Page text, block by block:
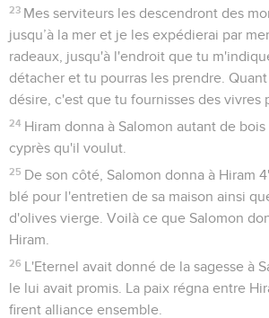
23 Mes serviteurs les descendront des
jusqu’à la mer et je les expédierai par
radeaux, jusqu'à l'endroit que tu
détacher et tu pourras les prendre.
désire, c'est que tu fournisses des vivres
24 Hiram donna à Salomon autant de
cyprès qu'il voulut.
25 De son côté, Salomon donna à Hiram
blé pour l'entretien de sa maison ainsi
d'olives vierge. Voilà ce que Salomon
Hiram.
26 L'Eternel avait donné de la sagesse à
le lui avait promis. La paix régna entre
firent alliance ensemble.